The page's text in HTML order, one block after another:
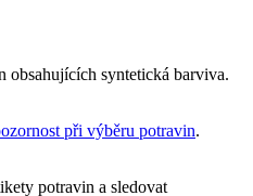
obsahujících syntetická barviva.
při výběru potravin.
potravin a sledovat